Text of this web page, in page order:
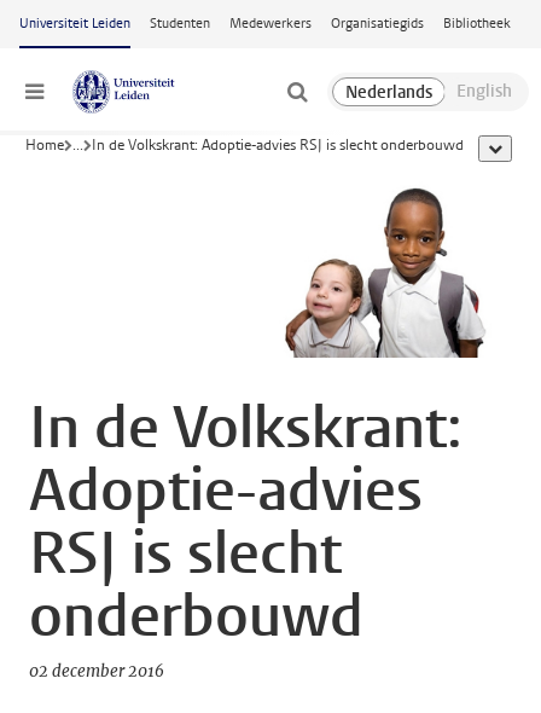
Ga naar hoofdinhoud
Universiteit Leiden Studenten Medewerkers Organisatiegids Bibliotheek
Menu
Home ... In de Volkskrant: Adoptie-advies RSJ is slecht onderbouwd toon
In de Volkskrant:
Adoptie-advies
RSJ is slecht
onderbouwd
02 december 2016